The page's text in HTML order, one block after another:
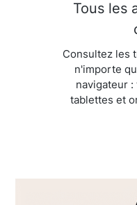
Tous les
Consultez les
n'importe
navigateur
tablettes et